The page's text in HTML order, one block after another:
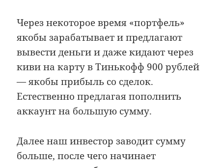
Через некоторое время «портфель»
якобы зарабатывает и предлагают
вывести деньги и даже кидают через
киви на карту в Тинькофф 900 рублей
— якобы прибыль со сделок.
Естественно предлагая пополнить
аккаунт на большую сумму.
Далее наш инвестор заводит сумму
больше, после чего начинает